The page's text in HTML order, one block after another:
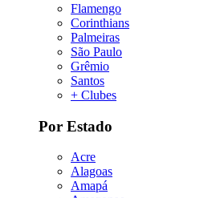
Flamengo
Corinthians
Palmeiras
São Paulo
Grêmio
Santos
+ Clubes
Por Estado
Acre
Alagoas
Amapá